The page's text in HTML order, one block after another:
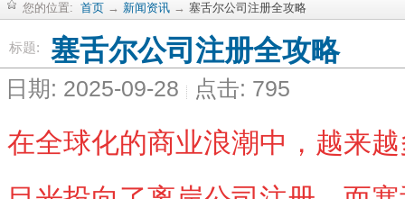
您的位置: 首页 → 新闻资讯 → 塞舌尔公司注册全攻略
标题: 塞舌尔公司注册全攻略
日期: 2025-09-28 点击: 795
在全球化的商业浪潮中，越来